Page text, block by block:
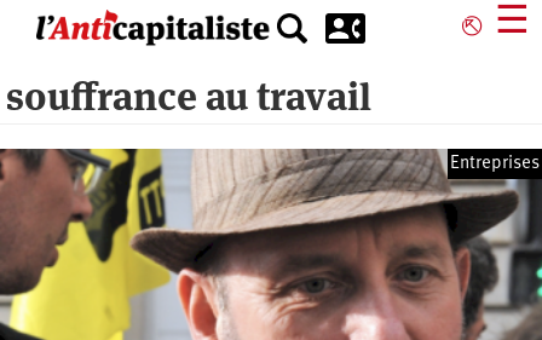
principal
⎋ ☰
souffrance au travail
Entreprises